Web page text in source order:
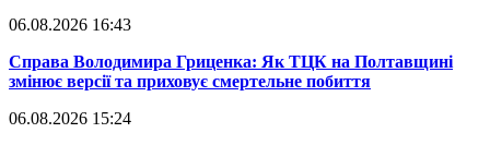
06.08.2026 16:43
​Справа Володимира Гриценка: Як ТЦК на Полтавщині
змінює версії та приховує смертельне побиття
06.08.2026 15:24